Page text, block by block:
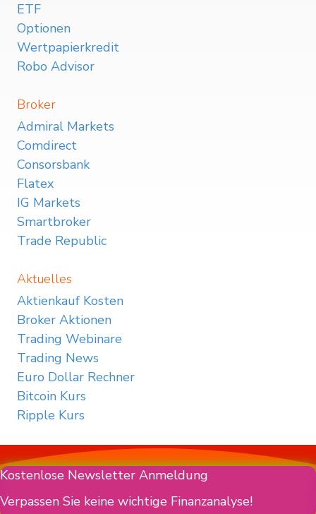
ETF
Optionen
Wertpapierkredit
Robo Advisor
Broker
Admiral Markets
Comdirect
Consorsbank
Flatex
IG Markets
Smartbroker
Trade Republic
Aktuelles
Aktienkauf Kosten
Broker Aktionen
Trading Webinare
Trading News
Euro Dollar Rechner
Bitcoin Kurs
Ripple Kurs
Kostenlose Newsletter Anmeldung
Verpassen Sie keine wichtige Finanzanalyse!